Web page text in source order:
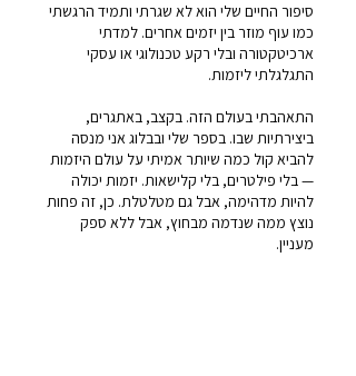
סיפור החיים שלי הוא לא שגרתי ותמיד הרגשתי
כמו עוף מוזר בין יזמים אחרים. למדתי
ארכיטקטורה ובלי רקע טכנולוגי או עסקי
התגלגלתי ליזמות.
התאהבתי בעולם הזה. בקצב, באתגרים,
ביצירתיות שבו. בספר שלי ובבלוג אני מנסה
להביא קול כמה שיותר אמיתי על עולם היזמות
— בלי פילטרים, בלי קלישאות. יזמות יכולה
להיות מדהימה, אבל גם מטלטלת. כן, זה פחות
נוצץ ממה שנדמה מבחוץ, אבל ללא ספק
מעניין.